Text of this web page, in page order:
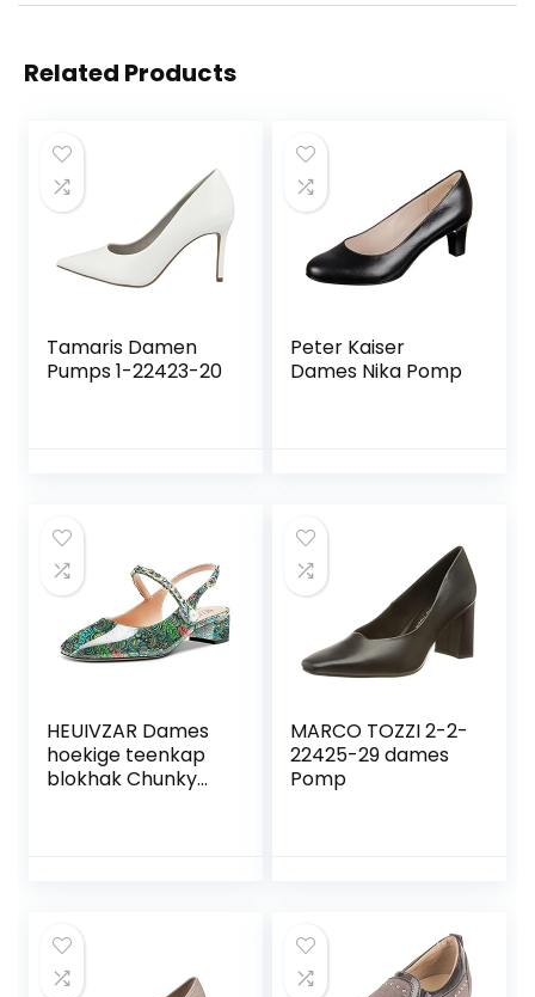
Related Products
Tamaris Damen
Pumps 1-22423-20
Peter Kaiser
Dames Nika Pomp
HEUIVZAR Dames
hoekige teenkap
blokhak Chunky
MARCO TOZZI 2-2-
22425-29 dames
Pomp